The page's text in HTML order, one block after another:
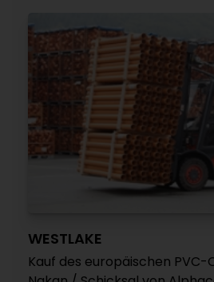
WESTLAKE
Kauf des europäischen